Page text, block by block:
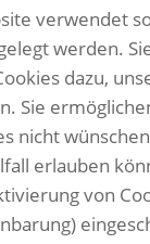
verwendet
werden.
dazu,
Sie
nicht
erlauben
von